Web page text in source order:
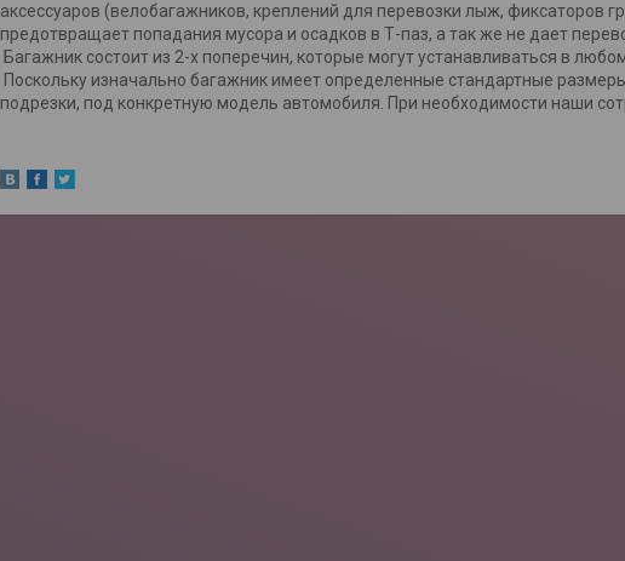
аксессуаров (велобагажников, креплений для перевозки лыж, фиксаторов
предотвращает попадания мусора и осадков в Т-паз, а так же не дает
Багажник состоит из 2-х поперечин, которые могут устанавливаться в
Поскольку изначально багажник имеет определенные стандартные
подрезки, под конкретную модель автомобиля. При необходимости наши